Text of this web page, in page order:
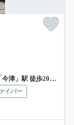
津」駅 徒歩20分
イバー